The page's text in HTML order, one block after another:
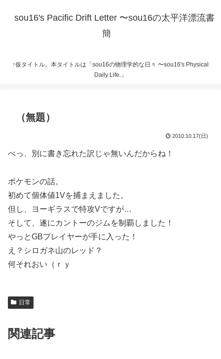
sou16's Pacific Drift Letter 〜sou16の太平洋漂流書
簡
↑仮タイトル。本タイトルは「sou16の物理学的な日々 〜sou16's Physical
Daily Life.」
（無題）
2010.10.17(日)
べっ、別に書き忘れた訳じゃ無いんだからね！
ポケモンの話。
初めて個体値1Vを捕まえました。
但し、ヨーギラスで特攻Vですが…
そして、遂にカントーのジムを制覇しました！
やっとGBプレイヤーが手に入った！
え？シロガネ山のレッド？
何それおい（ｒｙ
日常
関連記事